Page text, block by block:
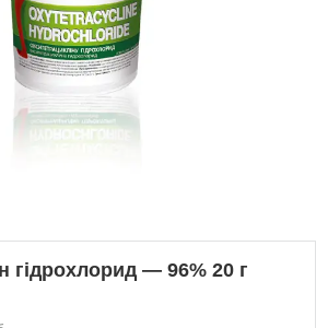
гідрохлорид — 96% 20 г